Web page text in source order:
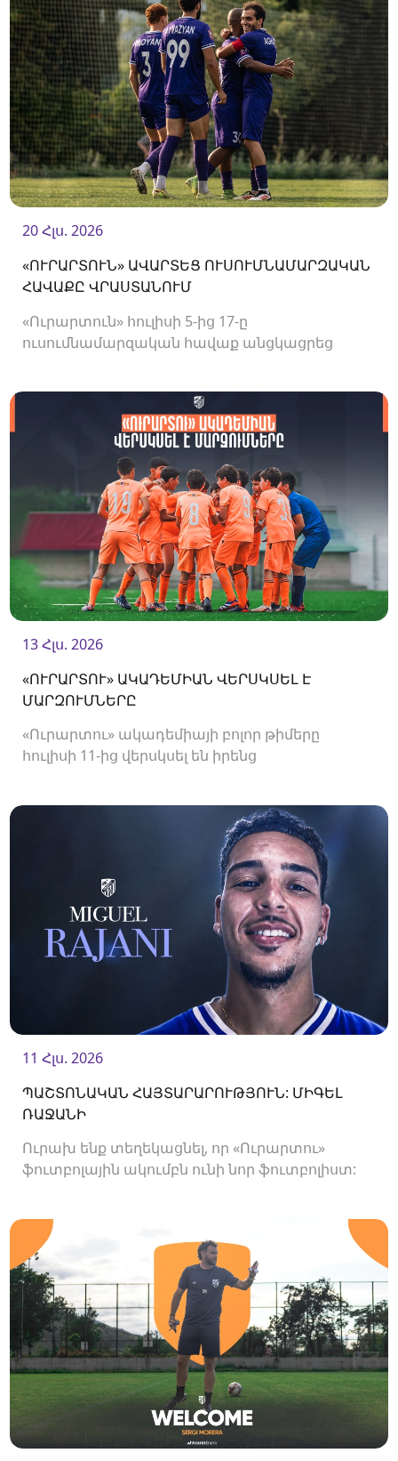
20 Հլս. 2026
«ՈՒՐԱՐՏՈՒՆ» ԱՎԱՐՏԵՑ ՈՒՍՈՒՄՆԱՄԱՐԶԱԿԱՆ
ՀԱՎԱՔԸ ՎՐԱՍՏԱՆՈՒՄ
«Ուրարտուն» հուլիսի 5-ից 17-ը
ուսումնամարզական հավաք անցկացրեց
13 Հլս. 2026
«ՈՒՐԱՐՏՈՒ» ԱԿԱԴԵՄԻԱՆ ՎԵՐՍԿՍԵԼ Է
ՄԱՐԶՈՒՄՆԵՐԸ
«Ուրարտու» ակադեմիայի բոլոր թիմերը
հուլիսի 11-ից վերսկսել են իրենց
11 Հլս. 2026
ՊԱՇՏՈՆԱԿԱՆ ՀԱՅՏԱՐԱՐՈՒԹՅՈՒՆ: ՄԻԳԵԼ
ՌԱՋԱՆԻ
Ուրախ ենք տեղեկացնել, որ «Ուրարտու»
ֆուտբոլային ակումբն ունի նոր ֆուտբոլիստ: